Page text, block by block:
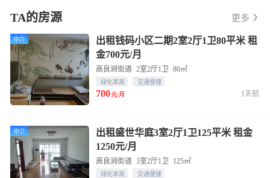
TA的房源 更多
中介
出租钱码小区二期2室2厅1卫80平米 租
金700元/月
高良涧街道 2室2厅1卫 80㎡
绿化率高 交通便捷
700元/月 1天前
中介
出租盛世华庭3室2厅1卫125平米 租金
1250元/月
高良涧街道 3室2厅1卫 125㎡
绿化率高 交通便捷